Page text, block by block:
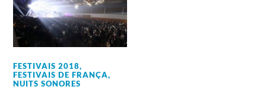
FESTIVAIS 2018,
FESTIVAIS DE FRANÇA,
NUITS SONORES